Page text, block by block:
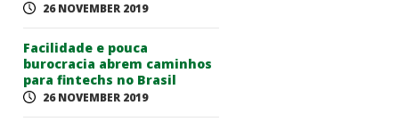
26 NOVEMBER 2019
Facilidade e pouca
burocracia abrem caminhos
para fintechs no Brasil
26 NOVEMBER 2019